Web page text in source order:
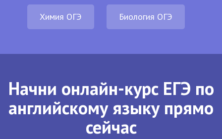
Химия ОГЭ Биология ОГЭ
Начни онлайн-курс ЕГЭ по
английскому языку прямо
сейчас